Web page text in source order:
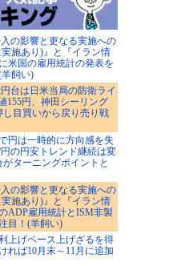
の影響と更なる実施への
施あり)』と『イラン情
米国の雇用統計の発表を
飼い)
台は日米当局の防衛ライ
155円、神田シーリング
し目買いから戻り売り戦
円は一時的に方向感を失
の円安トレンド継続は変
ターニングポイントと
の影響と更なる実施への
施あり)』と『イラン情
ADP雇用統計とISM非製
目！(羊飼い)
上げペース上げざるを得
れば10月末～11月に追加